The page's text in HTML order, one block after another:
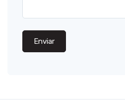
Enviar